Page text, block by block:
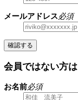
メールアドレス必須
確認する
会員ではない方
お名前必須